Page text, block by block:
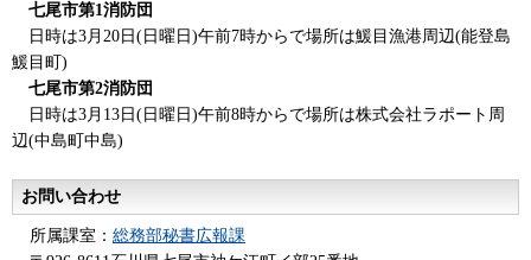
七尾市第1消防団
日 時は3月20日(日曜日)午前7時からで場所は鰀目漁港周辺(能登島
鰀目町)
七尾市第2消防団
日 時は3月13日(日曜日)午前8時からで場所は株式会社ラポート周
辺(中島町中島)
お問い合わせ
所属課室： 総務部秘書広報課